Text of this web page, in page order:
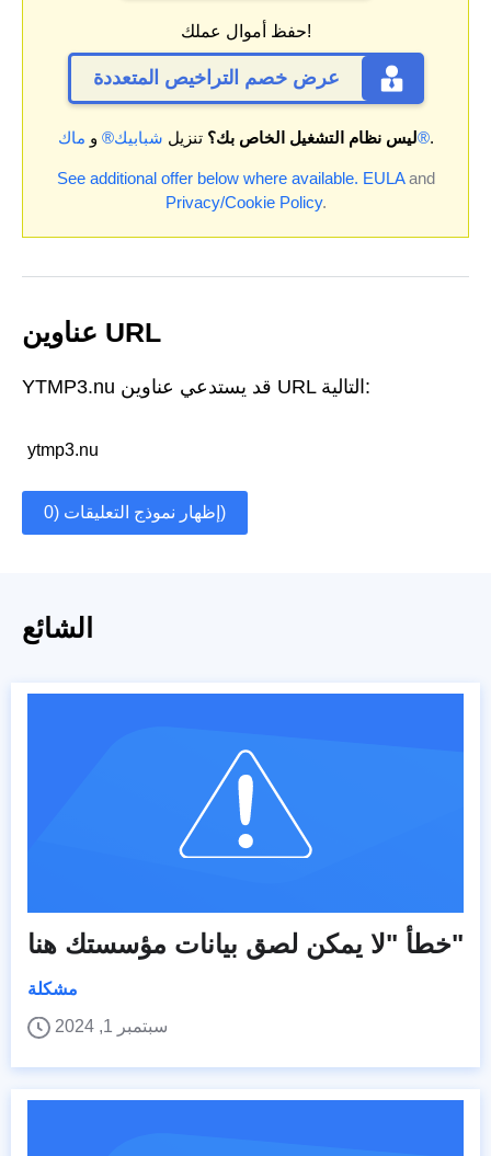
حفظ أموال عملك!
عرض خصم التراخيص المتعددة
ليس نظام التشغيل الخاص بك؟ تنزيل شبابيك® و ماك®.
See additional offer below where available. EULAand
Privacy/Cookie Policy.
عناوين URL
YTMP3.nu قد يستدعي عناوين URL التالية:
ytmp3.nu
إظهار نموذج التعليقات (0)
الشائع
خطأ "لا يمكن لصق بيانات مؤسستك هنا"
مشكلة
سبتمبر 1, 2024